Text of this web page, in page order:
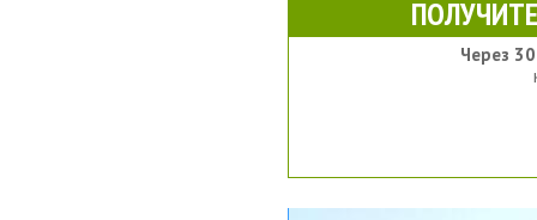
Через